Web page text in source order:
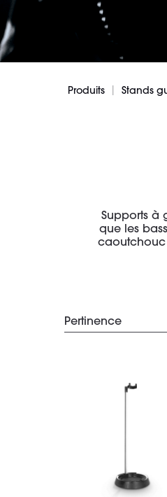
Produits Stands
Supports à
que les
caoutchouc